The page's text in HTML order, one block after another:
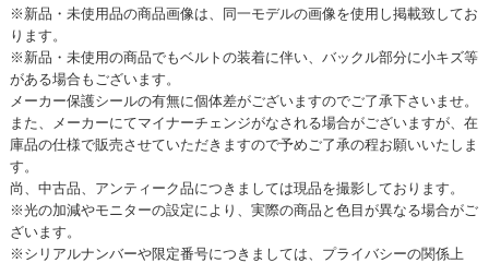
※新品・未使用品の商品画像は、同一モデルの画像を使用し掲載致してお
ります。
※新品・未使用の商品でもベルトの装着に伴い、バックル部分に小キズ等
がある場合もございます。
メーカー保護シールの有無に個体差がございますのでご了承下さいませ。
また、メーカーにてマイナーチェンジがなされる場合がございますが、在
庫品の仕様で販売させていただきますので予めご了承の程お願いいたしま
す。
尚、中古品、アンティーク品につきましては現品を撮影しております。
※光の加減やモニターの設定により、実際の商品と色目が異なる場合がご
ざいます。
※シリアルナンバーや限定番号につきましては、プライバシーの関係上